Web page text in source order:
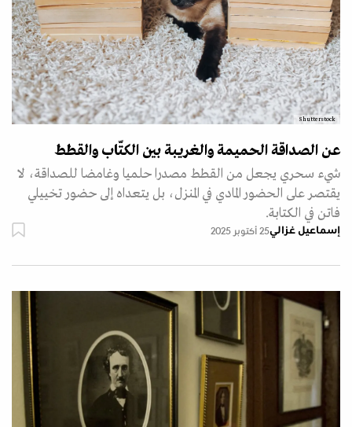
Shutterstock
عن الصداقة الحميمة والغريبة بين الكتّاب والقطط
شيء سحري يجعل من القطط مصدرا حلميا وغامضا للصداقة، لا
يقتصر على الحضور المادي في المنزل، بل يتعداه إلى حضور تخييلي
فاتن في الكتابة.
إسماعيل غزالي25 أكتوبر 2025